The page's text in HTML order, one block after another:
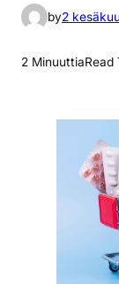
by2
2 MinuuttiaRead